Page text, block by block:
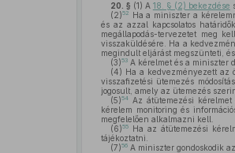
20. § (1) A 18. § (2) bekezdése
(2)52
Ha a miniszter a
és az azzal kapcsolatos
megállapodás-tervezetet meg
visszaküldésére. Ha a
megindult eljárást megszünteti,
(3)53A kérelmet és a miniszter
(4) Ha a kedvezményezett az
visszafizetési ütemezés
jogosult, amely az ütemezés
(5)54Az átütemezési kérelmet
kérelem monitoring és
megfelelően alkalmazni kell.
(6)55Ha az átütemezési
tájékoztatni.
(7)56A miniszter gondoskodik